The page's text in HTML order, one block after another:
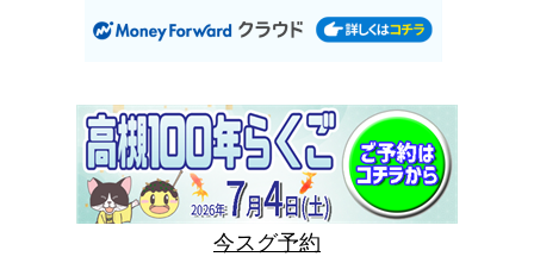
今スグ予約